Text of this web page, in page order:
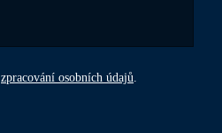
zpracování osobních údajů.